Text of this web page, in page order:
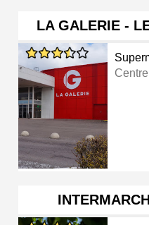
LA GALERIE -